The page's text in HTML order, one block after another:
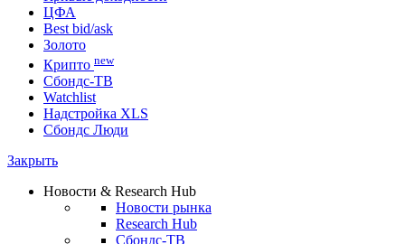
Портфель
Консенсусы
Поиск облигаций (ИИ)
Кривые доходности
ЦФА
Best bid/ask
Золото
Крипто new
Watchlist
Сбондс Люди